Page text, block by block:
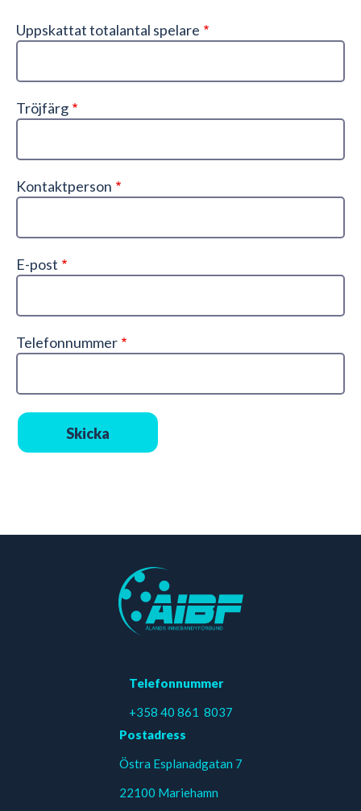
Uppskattat totalantal spelare
Tröjfärg
Kontaktperson
E-post
Telefonnummer
Telefonnummer
+358 40 861 8037
Postadress
Östra Esplanadgatan 7
22100 Mariehamn